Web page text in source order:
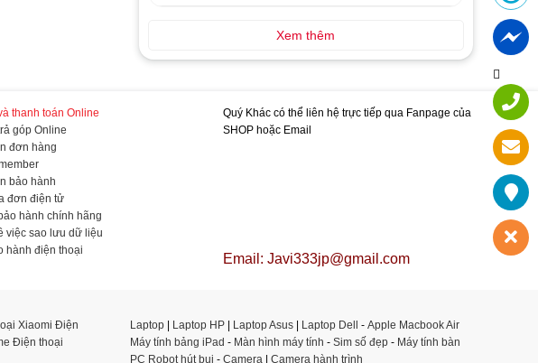
Xem thêm
thanh toán Online
góp Online
đơn hàng
bảo hành
đơn điện tử
hành chính hãng
việc sao lưu dữ liệu
hành điện thoại
Quý Khác có thể liên hệ trực tiếp qua Fanpage của
SHOP hoặc Email
Email: Javi333jp@gmail.com
Xiaomi Điện
Điện thoại
Laptop Laptop HP Laptop Asus Laptop Dell - Apple Macbook Air
Máy tính bảng iPad - Màn hình máy tính - Sim số đẹp - Máy tính bàn
PC Robot hút bụi - Camera Camera hành trình